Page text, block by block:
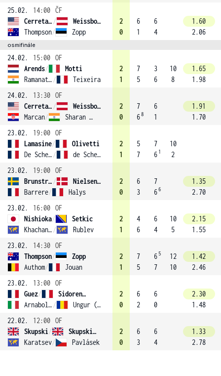
25.02.
14:00 ČF
Cerretani /
Weissborn
Thompson/ Zopp
2
0
6
1
6
4
1.60
2.06
osmifinále
24.02. 15:00 OF
Arends/
Motti
Ramanathan / Teixeira
2
1
7
5
3
6
10
8
1.65
1.98
24.02.
13:30 OF
Cerretani /
Weissborn
Marcan/ Sharan (3)
2
0
7
68
6
1
1.91
1.70
23.02.
19:00 OF
Lamasine/
Olivetti
De Schepper / de Schepper
2
1
5
7
7
6 1
10
2
23.02.
19:00 OF
Brunstrom /
Nielsen (2)
Barrere/ Halys
2
0
6
3
7
66
1.35
2.70
23.02.
16:00 OF
Nishioka/
Setkic
Khachanov / Rublev
2
1
4
6
6
4
10
5
2.15
1.55
23.02.
14:30 OF
Thompson/
Zopp
Authom/ Jouan
2
1
7
5
6 5
7
12
10
1.42
2.46
23.02.
13:00 OF
Guez/
Sidorenko
Arnaboldi / Ungur (4)
2
0
6
2
6
0
2.30
1.48
22.02.
12:00 OF
Skupski/
Skupski (1)
Karatsev/ Pavlásek
2
0
6
3
6
4
1.33
2.78